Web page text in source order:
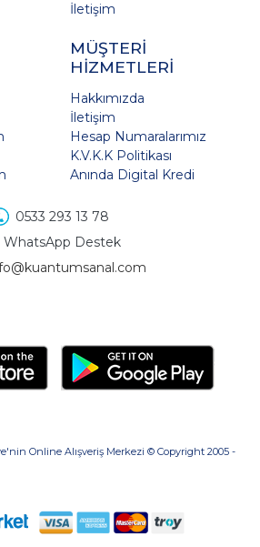
İletişim
MÜŞTERİ
HİZMETLERİ
Hakkımızda
İletişim
Hesap Numaralarımız
K.V.K.K Politikası
Anında Digital Kredi
0533 293 13 78
WhatsApp Destek
Online Alışveriş Merkezi © Copyright 2005 -